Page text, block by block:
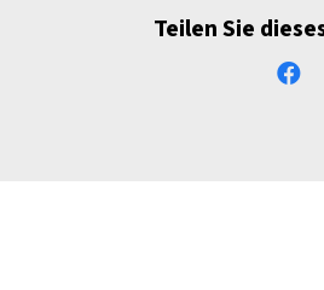
Teilen Sie